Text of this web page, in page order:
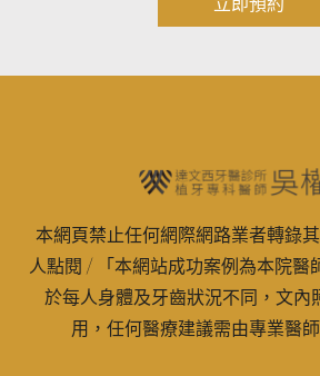
本網頁禁止任何網際網路業者轉錄
人點閱 / 「本網站成功案例為本院醫
於每人身體及牙齒狀況不同，文內
用，任何醫療建議需由專業醫師